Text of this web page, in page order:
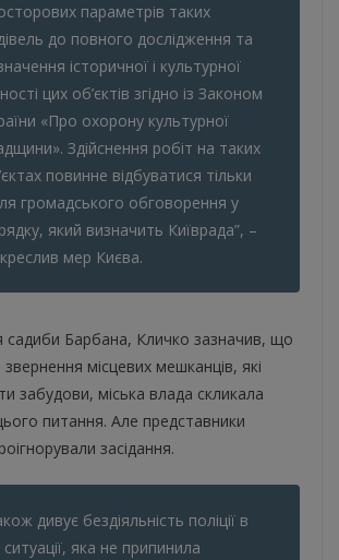
параметрів таких
до повного дослідження та
історичної і культурної
цих об’єктів згідно із Законом
«Про охорону культурної
Здійснення робіт на таких
повинне відбуватися тільки
громадського обговорення у
який визначить Київрада”, –
мер Києва.
садиби Барбана, Кличко зазначив, що
місцевих мешканців, які
забудови, міська влада скликала
питання. Але представники
засідання.
дивує бездіяльність поліції в
ситуації, яка не припинила